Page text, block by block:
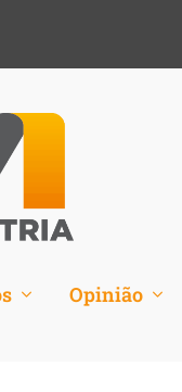
Opinião